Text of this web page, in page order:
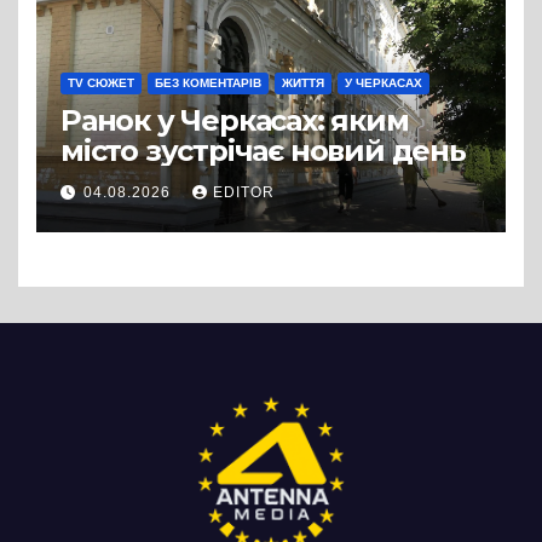
TV СЮЖЕТ БЕЗ КОМЕНТАРІВ ЖИТТЯ У ЧЕРКАСАХ
Ранок у Черкасах: яким
місто зустрічає новий день
04.08.2026 EDITOR